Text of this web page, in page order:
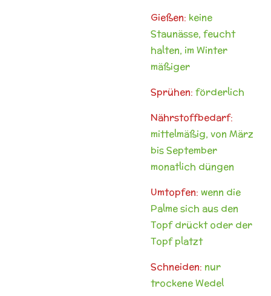
Gießen: keine
Staunässe, feucht
halten, im Winter
mäßiger
Sprühen: förderlich
Nährstoffbedarf:
mittelmäßig, von März
bis September
monatlich düngen
Umtopfen: wenn die
Palme sich aus den
Topf drückt oder der
Topf platzt
Schneiden: nur
trockene Wedel